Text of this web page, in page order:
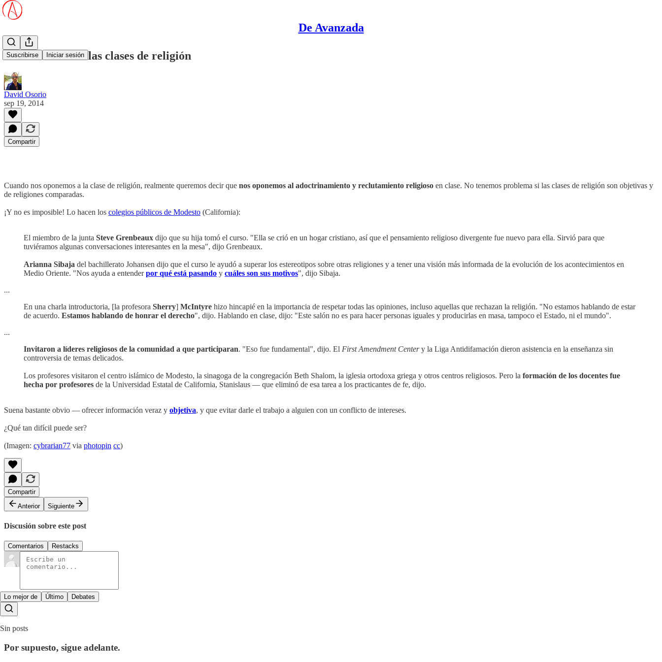
De Avanzada
Suscribirse Iniciar sesión
Cómo deben ser las clases de religión
David Osorio
sep 19, 2014
Compartir
Cuando nos oponemos a la clase de religión, realmente queremos decir que nos oponemos al adoctrinamiento y reclutamiento religioso en clase. No tenemos problema si las clases de religión son objetivas y
de religiones comparadas.
¡Y no es imposible! Lo hacen los colegios públicos de Modesto (California):
El miembro de la junta Steve Grenbeaux dijo que su hija tomó el curso. "Ella se crió en un hogar cristiano, así que el pensamiento religioso divergente fue nuevo para ella. Sirvió para que
tuviéramos algunas conversaciones interesantes en la mesa", dijo Grenbeaux.
Arianna Sibaja del bachillerato Johansen dijo que el curso le ayudó a superar los estereotipos sobre otras religiones y a tener una visión más informada de la evolución de los acontecimientos en
Medio Oriente. "Nos ayuda a entenderpor qué está pasando y cuáles son sus motivos", dijo Sibaja.
...
En una charla introductoria, [la profesora Sherry] McIntyre hizo hincapié en la importancia de respetar todas las opiniones, incluso aquellas que rechazan la religión. "No estamos hablando de estar
de acuerdo. Estamos hablando de honrar el derecho", dijo. Hablando en clase, dijo: "Este salón no es para hacer personas iguales y producirlas en masa, tampoco el Estado, ni el mundo".
...
Invitaron a líderes religiosos de la comunidad a que participaran. "Eso fue fundamental", dijo. El First Amendment Centery la Liga Antidifamación dieron asistencia en la enseñanza sin
controversia de temas delicados.
Los profesores visitaron el centro islámico de Modesto, la sinagoga de la congregación Beth Shalom, la iglesia ortodoxa griega y otros centros religiosos. Pero la formación de los docentes fue
hecha por profesores de la Universidad Estatal de California, Stanislaus — que eliminó de esa tarea a los practicantes de fe, dijo.
Suena bastante obvio — ofrecer información veraz y objetiva, y que evitar darle el trabajo a alguien con un conflicto de intereses.
¿Qué tan difícil puede ser?
(Imagen: cybrarian77 via photopin cc)
Compartir
Anterior
Siguiente
Discusión sobre este post
Comentarios Restacks
Lo mejor de Último Debates
Sin posts
Por supuesto, sigue adelante.